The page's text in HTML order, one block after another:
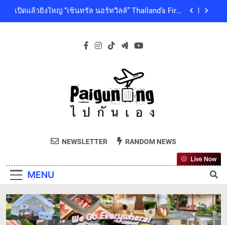
เซ็นทรัลพัฒนา พร้อมด้วยบริษัทในกลุ่มเซ็นทรัล ร่วม
ธิดา เป็นล้นพ้น
โลก ด้วยเทคโนโลยีย่อยสลายทางชีวภาพ “EcoRevo”
เพื่อผู้บริโภคและสิ่งแวดล้อมที่ยั่งยืน
ดนตรีท่ามกลางธรรมชาติบรรยากาศดีที่สุดและสบาย
ที่สุด ปักหมุด 19 ธันวาคมนี้ ที่ทองสมบูรณ์คลับ เขา
เปิดแล้วยิ่งใหญ่ “เซ็นทรัล นอร์ทวิลล์” Thailand’s First
Outdoor-Inspired Indoor Shopping Centre ยกระดับ
คุณภาพชีวิตของผู้คนทุกเจเนอเรชัน
เซ็นทรัลพัฒนา พร้อมด้วยบริษัทในกลุ่มเซ็นทรัล ร่วม
ถวายความอาลัย และน้อมสำนึกในพระกรุณาธิคุณ
ของสมเด็จพระเจ้าลูกเธอ เจ้าฟ้าพัชรกิติยาภา นเรนทิ
เพื่อผู้บริโภคและสิ่งแวดล้อมที่ยั่งยืน
Paiguneng.com
NEWSLETTER RANDOM NEWS
MENU
Live Now